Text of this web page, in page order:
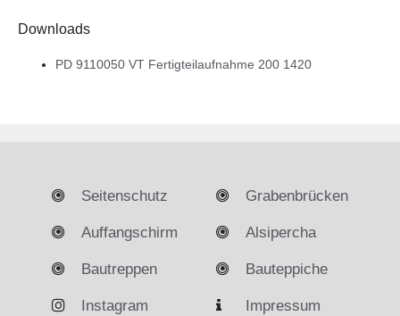
Downloads
PD 9110050 VT Fertigteilaufnahme 200 1420
Seitenschutz
Auffangschirm
Bautreppen
Grabenbrücken
Alsipercha
Bauteppiche
Instagram Impressum